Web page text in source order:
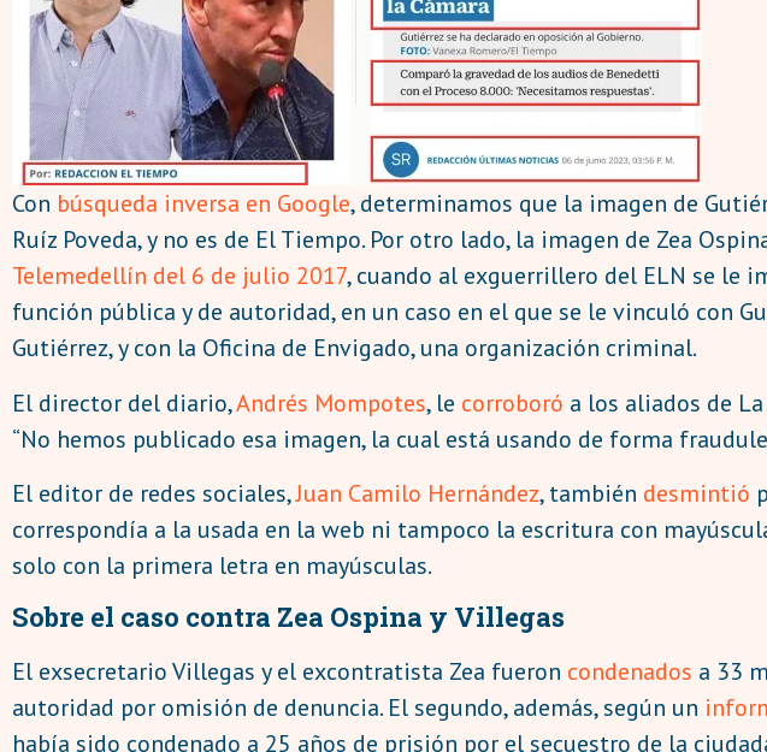
Con búsqueda inversa en Google, determinamos que la imagen de
Ruíz Poveda, y no es de El Tiempo. Por otro lado, la imagen de Zea
Telemedellín del 6 de julio 2017, cuando al exguerrillero del ELN se le
función pública y de autoridad, en un caso en el que se le vinculó con
Gutiérrez, y con la Oficina de Envigado, una organización criminal.
El director del diario,Andrés Mompotes, le corroboró a los aliados de
“No hemos publicado esa imagen, la cual está usando de forma
El editor de redes sociales,Juan Camilo Hernández, también desmintió
correspondía a la usada en la web ni tampoco la escritura con
solo con la primera letra en mayúsculas.
Sobre el caso contra Zea Ospina y Villegas
El exsecretario Villegas y el excontratista Zea fueron condenados a 33
autoridad por omisión de denuncia. El segundo, además, según un
había sido condenado a 25 años de prisión por el secuestro de la